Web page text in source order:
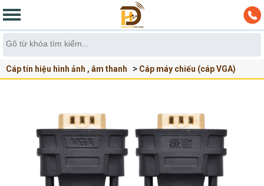
Cáp tín hiệu hình ảnh , âm thanh Cáp máy chiếu (cáp VGA)